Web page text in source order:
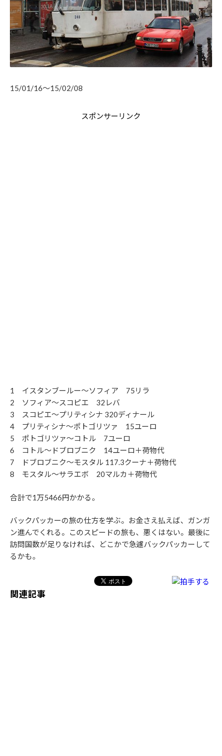
15/01/16～15/02/08
スポンサーリンク
1 イスタンブールー～ソフィア 75リラ
2 ソフィア～スコピエ 32レバ
3 スコピエ～プリティシナ 320ディナール
4 プリティシナ～ポトゴリツァ 15ユーロ
5 ポトゴリツァ～コトル 7ユーロ
6 コトル～ドブロブニク 14ユーロ＋荷物代
7 ドブロブニク～モスタル 117.3クーナ＋荷物代
8 モスタル～サラエボ 20マルカ＋荷物代
合計で1万5466円かかる。
バックパッカーの旅の仕方を学ぶ。お金さえ払えば、ガンガ
ン進んでくれる。このスピードの旅も、悪くはない。最後に
訪問国数が足りなければ、どこかで急遽バックパッカーして
るかも。
関連記事